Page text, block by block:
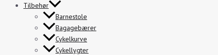
Tilbehør
Barnestole
Bagagebærer
Cykelkurve
Cykellygter